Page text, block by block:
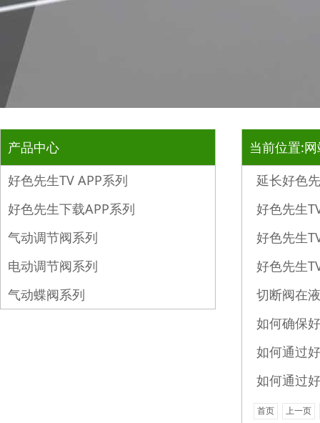
产品中心
好色先生TV APP系列
好色先生下载APP系列
气动调节阀系列
电动调节阀系列
气动蝶阀系列
当前位置:
延长好色
好色先生
好色先生
好色先生
切断阀在
如何确保好
如何通过好
如何通过
首页 上一页